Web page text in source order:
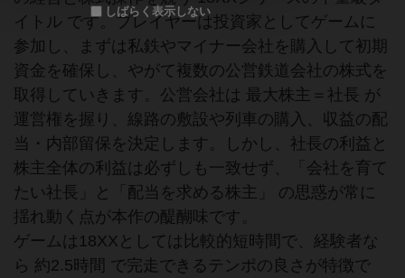
イトル です。プレイヤーは投資家としてゲームに
参加し、まずは私鉄やマイナー会社を購入して初期
資金を確保し、やがて複数の公営鉄道会社の株式を
取得していきます。公営会社は 最大株主＝社長 が
運営権を握り、線路の敷設や列車の購入、収益の配
当・内部留保を決定します。しかし、社長の利益と
株主全体の利益は必ずしも一致せず、「会社を育て
たい社長」と「配当を求める株主」 の思惑が常に
揺れ動く点が本作の醍醐味です。
ゲームは18XXとしては比較的短時間で、経験者な
ら 約2.5時間 で完走できるテンポの良さが特徴で
しばらく表示しない